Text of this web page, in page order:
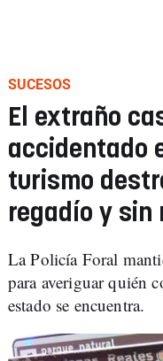
SUCESOS
El extraño
accidentado
turismo
regadío y sin
La Policía Foral
para averiguar quién
estado se encuentra.